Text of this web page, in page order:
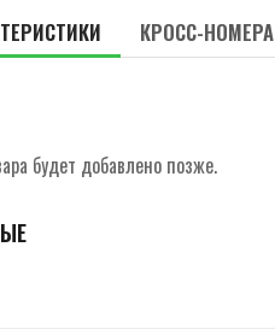
КРОСС-НОМЕРА
будет добавлено позже.